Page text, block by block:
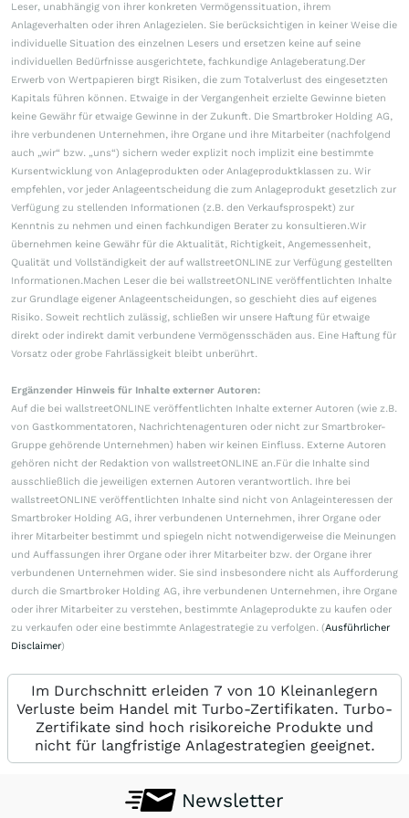
Leser, unabhängig von ihrer konkreten Vermögenssituation, ihrem
Anlageverhalten oder ihren Anlagezielen. Sie berücksichtigen in keiner Weise die
individuelle Situation des einzelnen Lesers und ersetzen keine auf seine
individuellen Bedürfnisse ausgerichtete, fachkundige Anlageberatung.Der
Erwerb von Wertpapieren birgt Risiken, die zum Totalverlust des eingesetzten
Kapitals führen können. Etwaige in der Vergangenheit erzielte Gewinne bieten
keine Gewähr für etwaige Gewinne in der Zukunft. Die Smartbroker Holding AG,
ihre verbundenen Unternehmen, ihre Organe und ihre Mitarbeiter (nachfolgend
auch „wir“ bzw. „uns“) sichern weder explizit noch implizit eine bestimmte
Kursentwicklung von Anlageprodukten oder Anlageproduktklassen zu. Wir
empfehlen, vor jeder Anlageentscheidung die zum Anlageprodukt gesetzlich zur
Verfügung zu stellenden Informationen (z.B. den Verkaufsprospekt) zur
Kenntnis zu nehmen und einen fachkundigen Berater zu konsultieren.Wir
übernehmen keine Gewähr für die Aktualität, Richtigkeit, Angemessenheit,
Qualität und Vollständigkeit der auf wallstreetONLINE zur Verfügung gestellten
Informationen.Machen Leser die bei wallstreetONLINE veröffentlichten Inhalte
zur Grundlage eigener Anlageentscheidungen, so geschieht dies auf eigenes
Risiko. Soweit rechtlich zulässig, schließen wir unsere Haftung für etwaige
direkt oder indirekt damit verbundene Vermögensschäden aus. Eine Haftung für
Vorsatz oder grobe Fahrlässigkeit bleibt unberührt.
Ergänzender Hinweis für Inhalte externer Autoren:
Auf die bei wallstreetONLINE veröffentlichten Inhalte externer Autoren (wie z.B.
von Gastkommentatoren, Nachrichtenagenturen oder nicht zur Smartbroker-
Gruppe gehörende Unternehmen) haben wir keinen Einfluss. Externe Autoren
gehören nicht der Redaktion von wallstreetONLINE an.Für die Inhalte sind
ausschließlich die jeweiligen externen Autoren verantwortlich. Ihre bei
wallstreetONLINE veröffentlichten Inhalte sind nicht von Anlageinteressen der
Smartbroker Holding AG, ihrer verbundenen Unternehmen, ihrer Organe oder
ihrer Mitarbeiter bestimmt und spiegeln nicht notwendigerweise die Meinungen
und Auffassungen ihrer Organe oder ihrer Mitarbeiter bzw. der Organe ihrer
verbundenen Unternehmen wider. Sie sind insbesondere nicht als Aufforderung
durch die Smartbroker Holding AG, ihre verbundenen Unternehmen, ihre Organe
oder ihrer Mitarbeiter zu verstehen, bestimmte Anlageprodukte zu kaufen oder
zu verkaufen oder eine bestimmte Anlagestrategie zu verfolgen. (Ausführlicher
Disclaimer)
Im Durchschnitt erleiden 7 von 10 Kleinanlegern
Verluste beim Handel mit Turbo-Zertifikaten. Turbo-
Zertifikate sind hoch risikoreiche Produkte und
nicht für langfristige Anlagestrategien geeignet.
Newsletter